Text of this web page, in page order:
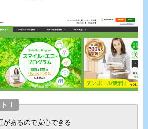
！
があるので安心できる